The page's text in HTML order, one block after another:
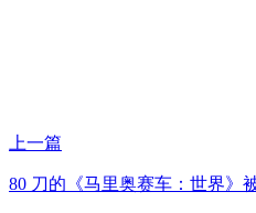
上一篇
80 刀的《马里奥赛车：世界》